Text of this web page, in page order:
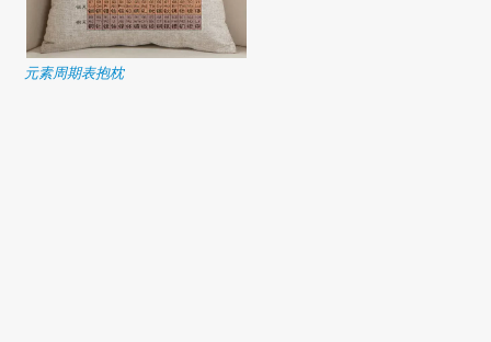
元素周期表抱枕